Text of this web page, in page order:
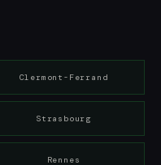
Clermont-Ferrand
Strasbourg
Rennes